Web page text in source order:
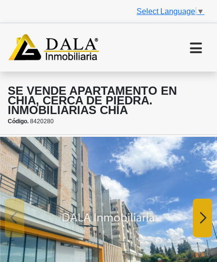
Select Language ▼
SE VENDE APARTAMENTO EN
CHIA, CERCA DE PIEDRA.
INMOBILIARIAS CHÍA
Código. 8420280